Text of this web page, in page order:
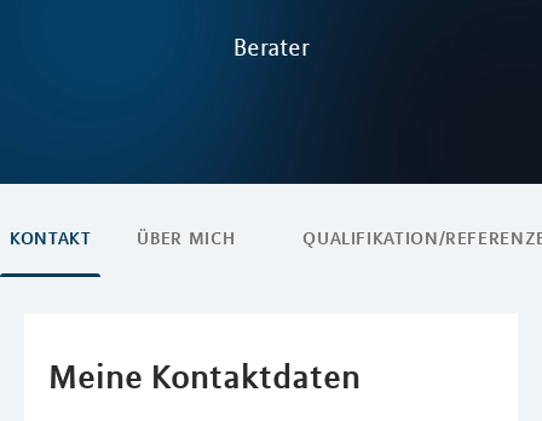
Berater
KONTAKT ÜBER MICH QUALIFIKATION/
Meine Kontaktdaten